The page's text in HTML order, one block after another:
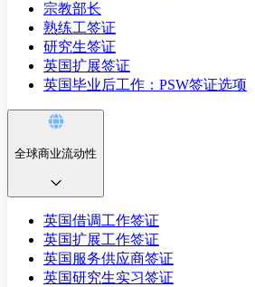
宗教部长
熟练工签证
研究生签证
英国扩展签证
英国毕业后工作：PSW签证选项
全球商业流动性
英国借调工作签证
英国扩展工作签证
英国服务供应商签证
英国研究生实习签证